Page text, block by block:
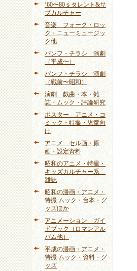
‘60〜80ｓタレント&サ
ブカルチャー
音楽 フォーク・ロッ
ク・ニューミュージッ
ク他
パンフ・チラシ 演劇
（平成〜）
パンフ・チラシ 演劇
（戦前〜昭和）
演劇 戯曲・本・雑
誌・ムック・評論研究
ポスター アニメ・コ
ミック・特撮・児童向
け
アニメ セル画・原
画・設定資料
昭和のアニメ・特撮・
キッズカルチャー系
雑誌
昭和の漫画・アニメ・
特撮 ムック・台本・グ
ッズほか
アニメーション ガイ
ドブック（ロマンアル
バム他）
平成の漫画・アニメ・
特撮 ムック・資料・グ
ッズ